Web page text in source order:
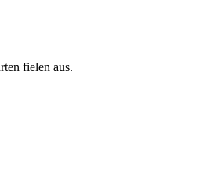
fielen aus.